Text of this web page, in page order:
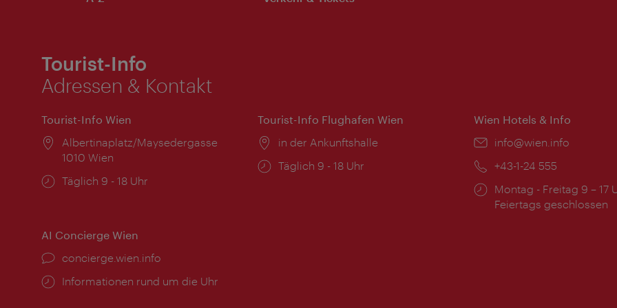
Tourist-Info
Adressen & Kontakt
Tourist-Info Wien
Ort:
Albertinaplatz/Maysedergasse
1010 Wien
Öffnungszeiten:
Täglich 9 - 18 Uhr
Tourist-Info Flughafen Wien
Ort:
in der Ankunftshalle
Öffnungszeiten:
Täglich 9 - 18 Uhr
Wien Hotels & Info
Email:
info@wien.info
Telefon:
+43-1-24 555
Öffnungszeiten:
Montag - Freitag 9 – 17
Feiertags geschlossen
AI Concierge Wien
Ort:
concierge.wien.info
Öffnungszeiten:
Informationen rund um die Uhr